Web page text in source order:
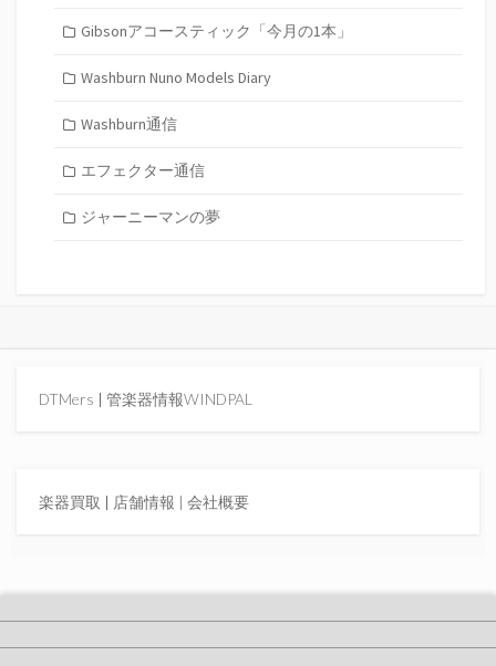
Gibsonアコースティック「今月の1本」
Washburn Nuno Models Diary
Washburn通信
エフェクター通信
ジャーニーマンの夢
DTMers | 管楽器情報WINDPAL
楽器買取 | 店舗情報 | 会社概要